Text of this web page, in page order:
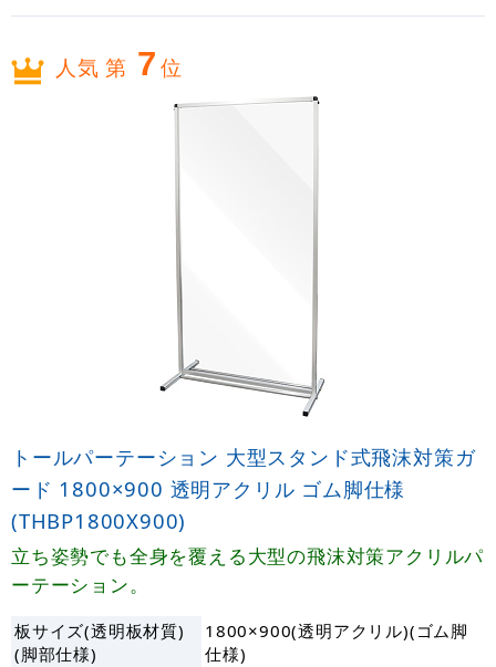
人気 第 7位
トールパーテーション 大型スタンド式飛沫対策ガ
ード 1800×900 透明アクリル ゴム脚仕様
(THBP1800X900)
立ち姿勢でも全身を覆える大型の飛沫対策アクリルパ
ーテーション。
板サイズ(透明板材質)
(脚部仕様)
1800×900(透明アクリル)(ゴム脚
仕様)